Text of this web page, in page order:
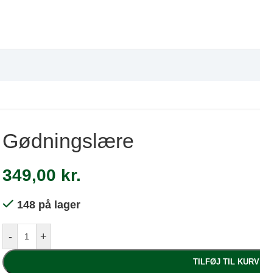
Gødningslære
349,00 kr.
148 på lager
- +
TILFØJ TIL KURV